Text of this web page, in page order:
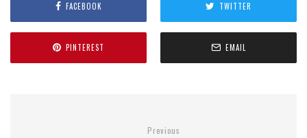
FACEBOOK TWITTER
PINTEREST EMAIL
Previous